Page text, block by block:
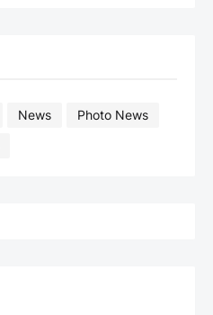
News
Photo News